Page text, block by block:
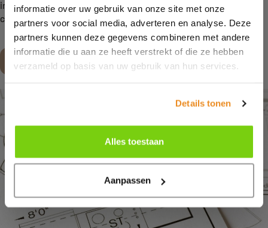
informatie over uw gebruik van onze site met onze
partners voor social media, adverteren en analyse. Deze
partners kunnen deze gegevens combineren met andere
informatie die u aan ze heeft verstrekt of die ze hebben
verzameld op basis van uw gebruik van hun services.
Details tonen
Alles toestaan
Aanpassen
informatie over of jouw wensen met ons bespreken? Neem dan
contact met ons op of kom langs in onze
showroom
Maak een afspraak